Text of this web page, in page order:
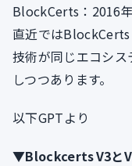
BlockCerts：2016
直近ではBlockCerts
技術が同じエコシ
しつつあります。
以下GPTより
▼Blockcerts V3と